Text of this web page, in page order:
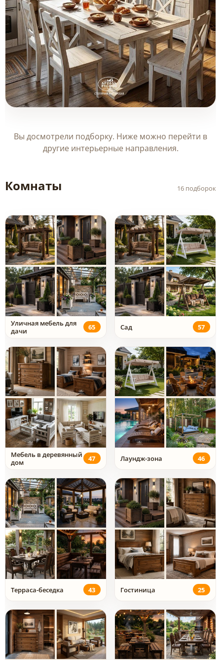
Вы досмотрели подборку. Ниже можно перейти в
другие интерьерные направления.
Комнаты 16 подборок
Уличная мебель для
дачи
65 Сад 57
Мебель в деревянный
дом
47 Лаундж-зона 46
Терраса-беседка 43 Гостиница 25